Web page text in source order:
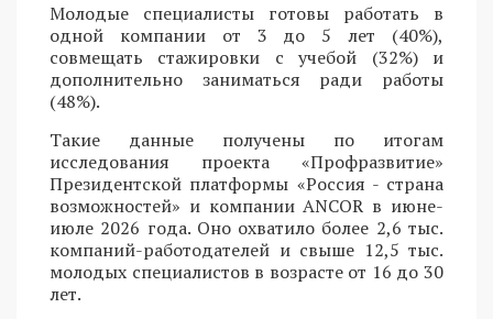
Молодые специалисты готовы работать в
одной компании от 3 до 5 лет (40%),
совмещать стажировки с учебой (32%) и
дополнительно заниматься ради работы
(48%).
Такие данные получены по итогам
исследования проекта «Профразвитие»
Президентской платформы «Россия - страна
возможностей» и компании ANCOR в июне-
июле 2026 года. Оно охватило более 2,6 тыс.
компаний-работодателей и свыше 12,5 тыс.
молодых специалистов в возрасте от 16 до 30
лет.